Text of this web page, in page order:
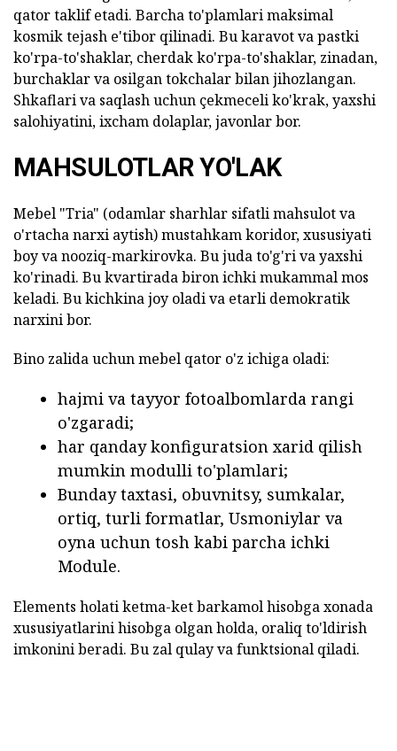
qator taklif etadi. Barcha to'plamlari maksimal
kosmik tejash e'tibor qilinadi. Bu karavot va pastki
ko'rpa-to'shaklar, cherdak ko'rpa-to'shaklar, zinadan,
burchaklar va osilgan tokchalar bilan jihozlangan.
Shkaflari va saqlash uchun çekmeceli ko'krak, yaxshi
salohiyatini, ixcham dolaplar, javonlar bor.
MAHSULOTLAR YO'LAK
Mebel "Tria" (odamlar sharhlar sifatli mahsulot va
o'rtacha narxi aytish) mustahkam koridor, xususiyati
boy va nooziq-markirovka. Bu juda to'g'ri va yaxshi
ko'rinadi. Bu kvartirada biron ichki mukammal mos
keladi. Bu kichkina joy oladi va etarli demokratik
narxini bor.
Bino zalida uchun mebel qator o'z ichiga oladi:
hajmi va tayyor fotoalbomlarda rangi
o'zgaradi;
har qanday konfiguratsion xarid qilish
mumkin modulli to'plamlari;
Bunday taxtasi, obuvnitsy, sumkalar,
ortiq, turli formatlar, Usmoniylar va
oyna uchun tosh kabi parcha ichki
Module.
Elements holati ketma-ket barkamol hisobga xonada
xususiyatlarini hisobga olgan holda, oraliq to'ldirish
imkonini beradi. Bu zal qulay va funktsional qiladi.